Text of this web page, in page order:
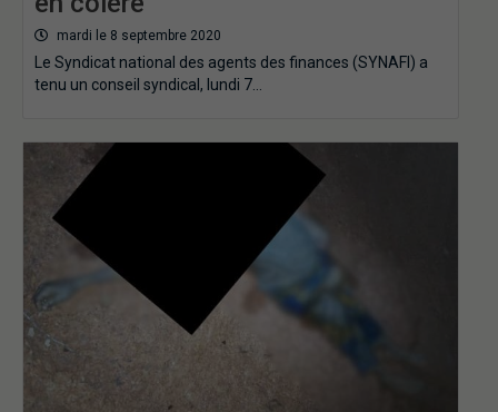
mardi le 8 septembre 2020
Le Syndicat national des agents des finances (SYNAFI) a
tenu un conseil syndical, lundi 7…